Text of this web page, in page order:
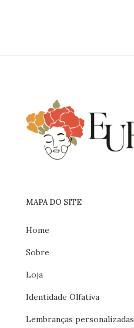
MAPA DO SITE
Home
Sobre
Loja
Identidade Olfativa
Lembranças personalizadas